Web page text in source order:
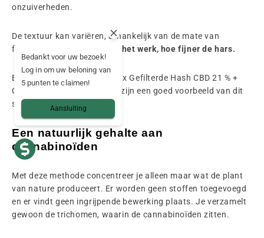
onzuiverheden.
De textuur kan variëren, afhankelijk van de mate van
filtratie.
Hoe nauwkeuriger het werk, hoe fijner de hars.
Bepaalde harsen, zoals de 3x Gefilterde Hash CBD 21 % +
CBG 23 % van Mama Kana, zijn een goed voorbeeld van dit
soort werk.
Een natuurlijk gehalte aan
cannabinoïden
Met deze methode concentreer je alleen maar wat de plant
van nature produceert. Er worden geen stoffen toegevoegd
en er vindt geen ingrijpende bewerking plaats. Je verzamelt
gewoon de trichomen, waarin de cannabinoïden zitten.
Bedankt voor uw bezoek!
Log in om uw beloning van
5 punten te claimen!
Aansluiting